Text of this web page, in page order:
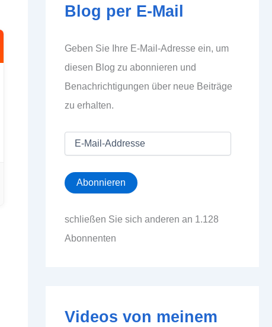
Blog per E-Mail
Geben Sie Ihre E-Mail-Adresse ein, um
diesen Blog zu abonnieren und
Benachrichtigungen über neue Beiträge
zu erhalten.
a
i
A
d
Abonnieren
schließen Sie sich anderen an 1.128
Abonnenten
Videos von meinem